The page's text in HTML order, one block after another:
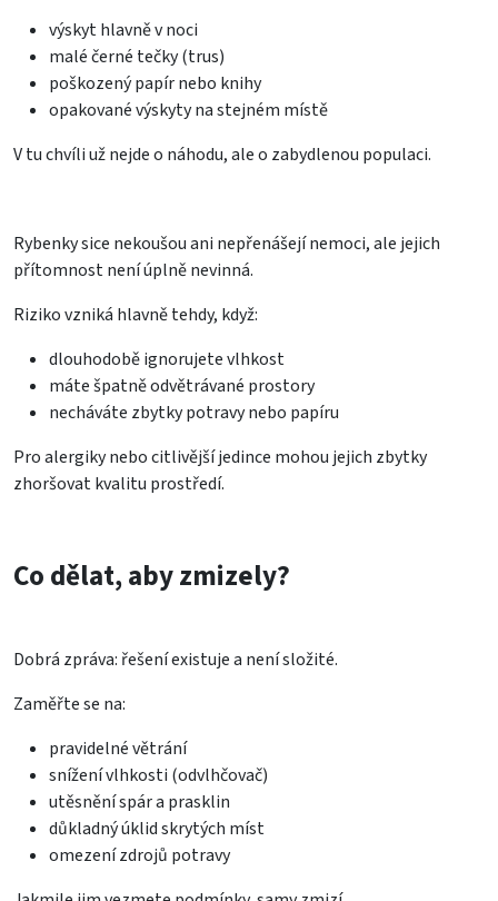
výskyt hlavně v noci
malé černé tečky (trus)
poškozený papír nebo knihy
opakované výskyty na stejném místě
V tu chvíli už nejde o náhodu, ale o zabydlenou populaci.
Rybenky sice nekoušou ani nepřenášejí nemoci, ale jejich
přítomnost není úplně nevinná.
Riziko vzniká hlavně tehdy, když:
dlouhodobě ignorujete vlhkost
máte špatně odvětrávané prostory
necháváte zbytky potravy nebo papíru
Pro alergiky nebo citlivější jedince mohou jejich zbytky
zhoršovat kvalitu prostředí.
Co dělat, aby zmizely?
Dobrá zpráva: řešení existuje a není složité.
Zaměřte se na:
pravidelné větrání
snížení vlhkosti (odvlhčovač)
utěsnění spár a prasklin
důkladný úklid skrytých míst
omezení zdrojů potravy